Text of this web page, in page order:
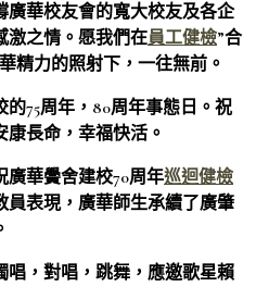
華校友會的寬大校友及各企
激之情。愿我們在員工健檢”合
精力的照射下，一往無前。
75周年，80周年事態日。祝
長命，幸福快活。
華黌舍建校70周年巡迴健檢
表現，廣華師生承續了廣肇
，對唱，跳舞，應邀歌星賴